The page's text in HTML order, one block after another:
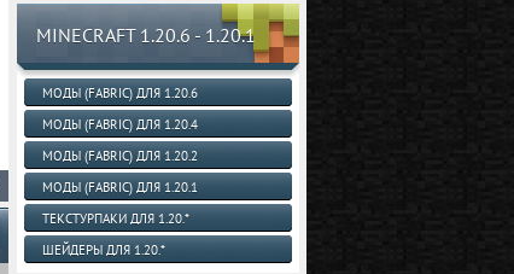
MINECRAFT 1.20.6 - 1.20.1
МОДЫ (FABRIC) ДЛЯ 1.20.6
МОДЫ (FABRIC) ДЛЯ 1.20.4
МОДЫ (FABRIC) ДЛЯ 1.20.2
МОДЫ (FABRIC) ДЛЯ 1.20.1
ТЕКСТУРПАКИ ДЛЯ 1.20.*
ШЕЙДЕРЫ ДЛЯ 1.20.*